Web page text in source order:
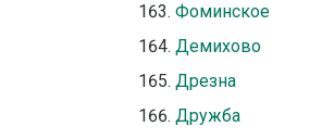
Фоминское
Демихово
Дрезна
Дружба